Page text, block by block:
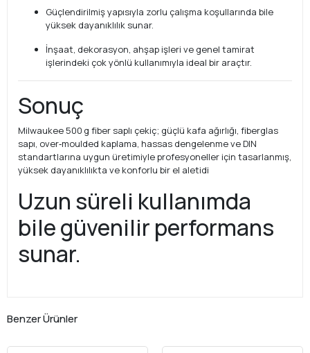
Güçlendirilmiş yapısıyla zorlu çalışma koşullarında bile
yüksek dayanıklılık sunar.
İnşaat, dekorasyon, ahşap işleri ve genel tamirat
işlerindeki çok yönlü kullanımıyla ideal bir araçtır.
Sonuç
Milwaukee 500 g fiber saplı çekiç; güçlü kafa ağırlığı, fiberglas
sapı, over‑moulded kaplama, hassas dengelenme ve DIN
standartlarına uygun üretimiyle profesyoneller için tasarlanmış,
yüksek dayanıklılıkta ve konforlu bir el aletidi
Uzun süreli kullanımda
bile güvenilir performans
sunar.
Benzer Ürünler